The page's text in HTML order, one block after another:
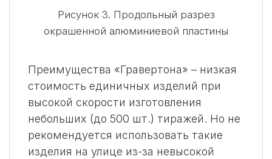
Рисунок 3. Продольный разрез
окрашенной алюминиевой пластины
Преимущества «Гравертона» – низкая
стоимость единичных изделий при
высокой скорости изготовления
небольших (до 500 шт.) тиражей. Но не
рекомендуется использовать такие
изделия на улице из-за невысокой